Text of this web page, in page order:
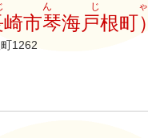
市琴海戸根町）
んじゃ
1262